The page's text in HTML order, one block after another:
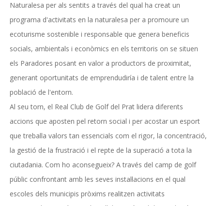
Naturalesa per als sentits a través del qual ha creat un
programa d'activitats en la naturalesa per a promoure un
ecoturisme sostenible i responsable que genera beneficis
socials, ambientals i econòmics en els territoris on se situen
els Paradores posant en valor a productors de proximitat,
generant oportunitats de emprendudiría i de talent entre la
població de l'entorn.
Al seu torn, el Real Club de Golf del Prat lidera diferents
accions que aposten pel retorn social i per acostar un esport
que treballa valors tan essencials com el rigor, la concentració,
la gestió de la frustració i el repte de la superació a tota la
ciutadania. Com ho aconsegueix? A través del camp de golf
públic confrontant amb les seves instal·lacions en el qual
escoles dels municipis pròxims realitzen activitats